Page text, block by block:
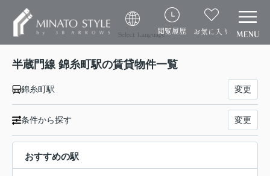
Select Language閲覧履歴 お気に入り
半蔵門線 錦糸町駅の賃貸物件一覧
錦糸町駅 変更
条件から探す 変更
おすすめの駅